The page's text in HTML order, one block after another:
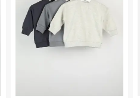
כביסה עדינה במכונה עד-30°C
לכבס צבעים כהים בנפרד
ללא חומרי הלבנה, ללא השריה
אין לשפשף במקום אחד
לייבש הפוך ובצל